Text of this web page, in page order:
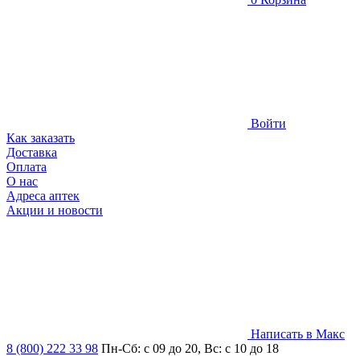
Войти
Как заказать
Доставка
Оплата
О нас
Адреса аптек
Акции и новости
Написать в Макс
8 (800) 222 33 98 Пн-Сб: с 09 до 20, Вс: с 10 до 18